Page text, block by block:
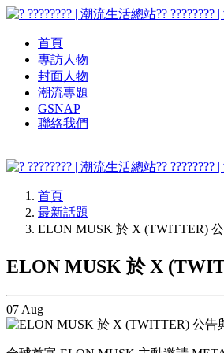
?
首頁
專訪人物
封面人物
潮流專題
GSNAP
聯絡我們
?
首頁
最新話題
ELON MUSK 於 X (TWITTER)
ELON MUSK 於 X
07 Aug